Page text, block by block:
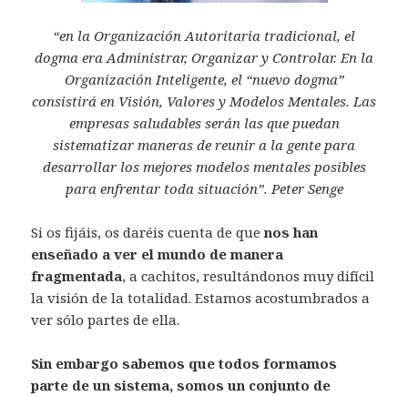
“en la Organización Autoritaria tradicional, el
dogma era Administrar, Organizar y Controlar. En la
Organización Inteligente, el “nuevo dogma”
consistirá en Visión, Valores y Modelos Mentales. Las
empresas saludables serán las que puedan
sistematizar maneras de reunir a la gente para
desarrollar los mejores modelos mentales posibles
para enfrentar toda situación”. Peter Senge
Si os fijáis, os daréis cuenta de quenos han
enseñado a ver el mundo de manera
fragmentada, a cachitos, resultándonos muy difícil
la visión de la totalidad. Estamos acostumbrados a
ver sólo partes de ella.
Sin embargo sabemos que todos formamos
parte de un sistema, somos un conjunto de